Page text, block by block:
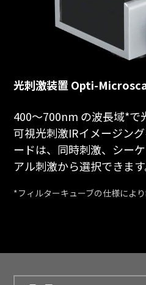
光刺激装置 Opti-
400～700nm の波長域*で
可視光刺激IRイメージン
ードは、同時刺激、シー
アル刺激から選択できます
*フィルターキューブの仕様により